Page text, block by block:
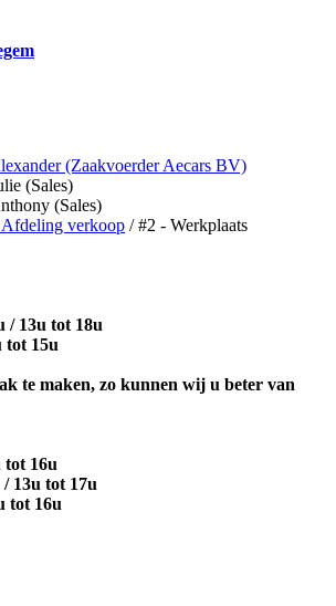
(Zaakvoerder Aecars BV)
(Sales)
(Sales)
verkoop / #2 - Werkplaats
/ 13u tot 18u
tot 15u
te maken, zo kunnen wij u beter van
tot 16u
13u tot 17u
tot 16u